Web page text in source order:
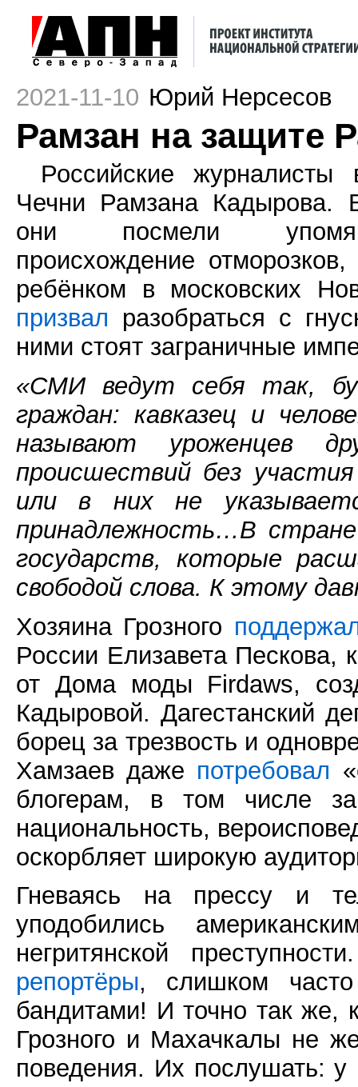
2021-11-10 Юрий Нерсесов
Рамзан на защите
Российские
Чечни Рамзана Кадырова.
они посмели
происхождение
ребёнком в московских
призвал разобраться с
ними стоят заграничные
«СМИ ведут себя так,
граждан: кавказец и
называют уроженцев
происшествий без
или в них не
принадлежность…В
государств, которые
свободой слова. К этому
Хозяина Грозного
России Елизавета Пескова,
от Дома моды Firdaws,
Кадыровой. Дагестанский
борец за трезвость и
Хамзаев даже потребовал
блогерам, в том числе
национальность,
оскорбляет широкую
Гневаясь на прессу и
уподобились
негритянской
репортёры, слишком
бандитами! И точно так же,
Грозного и Махачкалы не
поведения. Их послушать: у